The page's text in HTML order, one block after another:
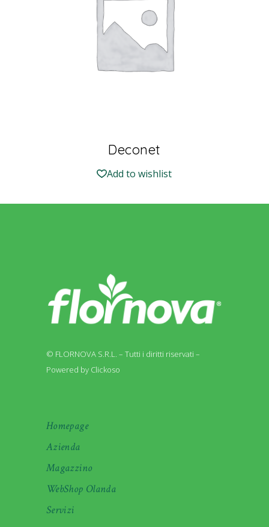
Deconet
Add to wishlist
© FLORNOVA S.R.L. – Tutti i diritti riservati –
Powered by Clickoso
Homepage
Azienda
Magazzino
WebShop Olanda
Servizi